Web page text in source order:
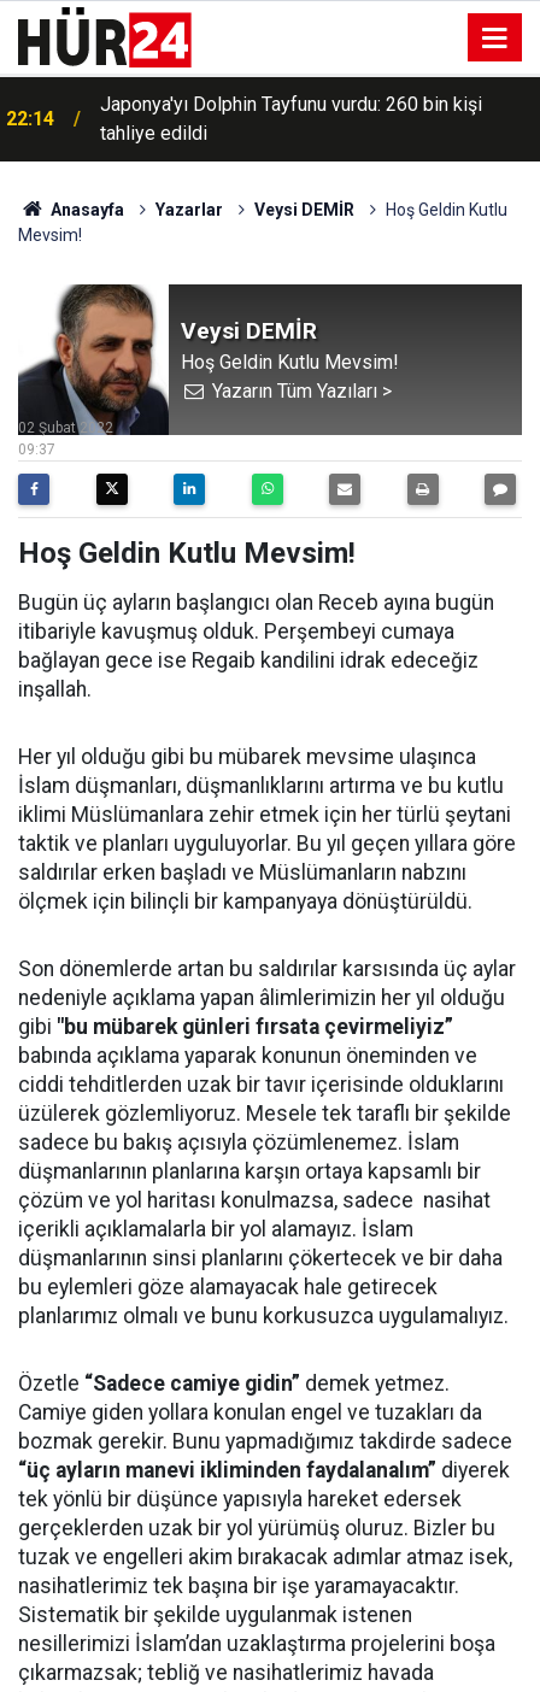
21:58
Menderes Belediye Başkanı İlkay Çiçek görevden
uzaklaştırıldı
Anasayfa Yazarlar Veysi DEMİR
Hoş Geldin Kutlu
Mevsim!
Veysi DEMİR
Hoş Geldin Kutlu Mevsim!
Yazarın Tüm Yazıları >
09:37
02 Şubat 2022
Hoş Geldin Kutlu Mevsim!
Bugün üç ayların başlangıcı olan Receb ayına bugün
itibariyle kavuşmuş olduk. Perşembeyi cumaya
bağlayan gece ise Regaib kandilini idrak edeceğiz
inşallah.
Her yıl olduğu gibi bu mübarek mevsime ulaşınca
İslam düşmanları, düşmanlıklarını artırma ve bu kutlu
iklimi Müslümanlara zehir etmek için her türlü şeytani
taktik ve planları uyguluyorlar. Bu yıl geçen yıllara göre
saldırılar erken başladı ve Müslümanların nabzını
ölçmek için bilinçli bir kampanyaya dönüştürüldü.
Son dönemlerde artan bu saldırılar karsısında üç aylar
nedeniyle açıklama yapan âlimlerimizin her yıl olduğu
gibi "bu mübarek günleri fırsata çevirmeliyiz”
babında açıklama yaparak konunun öneminden ve
ciddi tehditlerden uzak bir tavır içerisinde olduklarını
üzülerek gözlemliyoruz. Mesele tek taraflı bir şekilde
sadece bu bakış açısıyla çözümlenemez. İslam
düşmanlarının planlarına karşın ortaya kapsamlı bir
çözüm ve yol haritası konulmazsa, sadece nasihat
içerikli açıklamalarla bir yol alamayız. İslam
düşmanlarının sinsi planlarını çökertecek ve bir daha
bu eylemleri göze alamayacak hale getirecek
planlarımız olmalı ve bunu korkusuzca uygulamalıyız.
Özetle “Sadece camiye gidin” demek yetmez.
Camiye giden yollara konulan engel ve tuzakları da
bozmak gerekir. Bunu yapmadığımız takdirde sadece
“üç ayların manevi ikliminden faydalanalım” diyerek
tek yönlü bir düşünce yapısıyla hareket edersek
gerçeklerden uzak bir yol yürümüş oluruz. Bizler bu
tuzak ve engelleri akim bırakacak adımlar atmaz isek,
nasihatlerimiz tek başına bir işe yaramayacaktır.
Sistematik bir şekilde uygulanmak istenen
nesillerimizi İslam’dan uzaklaştırma projelerini boşa
çıkarmazsak; tebliğ ve nasihatlerimiz havada